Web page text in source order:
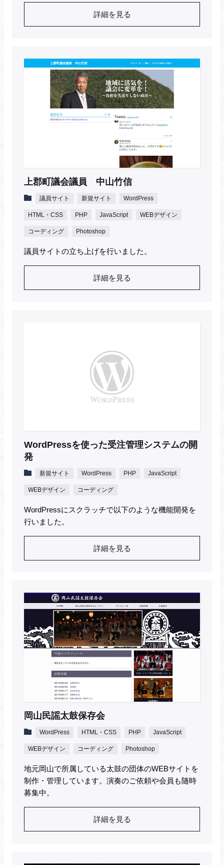
詳細を見る
上郡町議会議員 中山竹信
議員サイト 新規サイト WordPress
HTML・CSS PHP JavaScript WEBデザイン
コーディング Photoshop
議員サイトの立ち上げを行いました。
詳細を見る
WordPressを使った受注管理システムの開
発
新規サイト WordPress PHP JavaScript
WEBデザイン コーディング
WordPressにスクラッチで以下のような機能開発を
行いました。
詳細を見る
岡山民謡太鼓保存会
WordPress HTML・CSS PHP JavaScript
WEBデザイン コーディング Photoshop
地元岡山で所属している太鼓の団体のWEBサイトを
制作・管理しています。演奏のご依頼や会員も随時
募集中。
詳細を見る